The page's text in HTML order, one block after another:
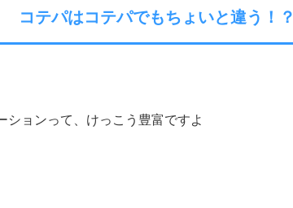
コテパはコテパでもちょいと違う！？
ションって、けっこう豊富ですよ